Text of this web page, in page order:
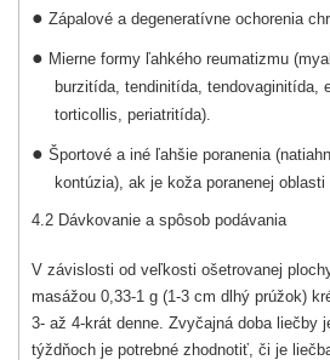
● Zápalové a degeneratívne ochorenia
● Mierne formy ľahkého reumatizmu
burzitída, tendinitída, tendovaginitída,
torticollis, periatritída).
● Športové a iné ľahšie poranenia
kontúzia), ak je koža poranenej oblasti
4.2 Dávkovanie a spôsob podávania
V závislosti od veľkosti ošetrovanej
masážou 0,33-1 g (1-3 cm dlhý prúžok)
3- až 4-krát denne. Zvyčajná doba liečby
týždňoch je potrebné zhodnotiť, či je